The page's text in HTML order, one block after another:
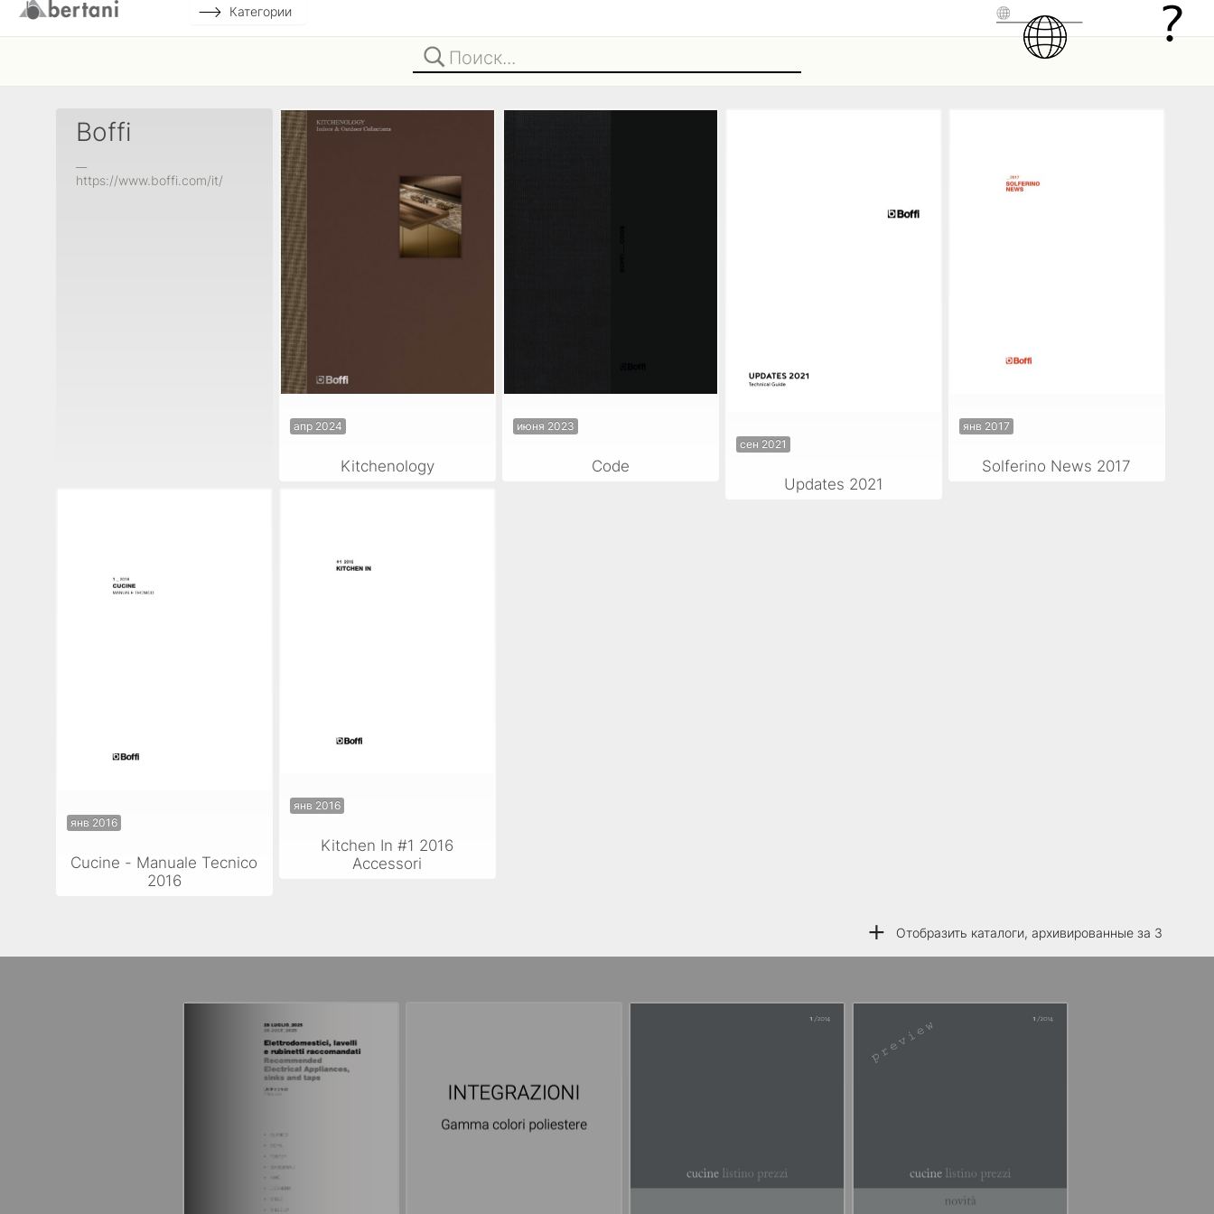
Категории
Boffi
https://www.boffi.com/it/
апр 2024
Kitchenology
июня 2023
Code
сен 2021
Updates 2021
янв 2017
Solferino News 2017
янв 2016
Cucine - Manuale Tecnico
2016
янв 2016
Kitchen In #1 2016
Accessori
+ Отобразить каталоги, архивированные за 3